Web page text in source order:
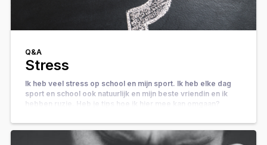
Q&A
Stress
Ik heb veel stress op school en mijn sport. Ik heb elke dag
sport en school ook natuurlijk en mijn beste vriendin en ik
hebben ruzie. Heb je tips hoe ik hier mee kan omgaan?